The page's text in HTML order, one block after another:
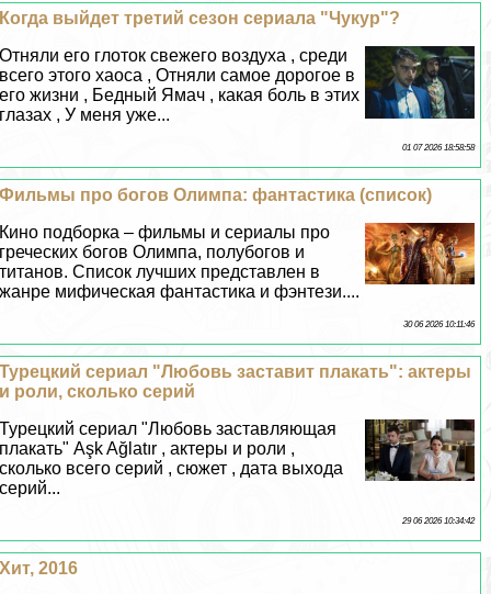
Когда выйдет третий сезон сериала "Чукур"?
Отняли его глоток свежего воздуха , среди
всего этого хаоса , Отняли самое дорогое в
его жизни , Бедный Ямач , какая боль в этих
глазах , У меня уже...
01 07 2026 18:58:58
Фильмы про богов Олимпа: фантастика (список)
Кино подборка – фильмы и сериалы про
греческих богов Олимпа, полубогов и
титанов. Список лучших представлен в
жанре мифическая фантастика и фэнтези....
30 06 2026 10:11:46
Турецкий сериал "Любовь заставит плакать": актеры
и роли, сколько серий
Турецкий сериал "Любовь заставляющая
плакать" Aşk Ağlatır , актеры и роли ,
сколько всего серий , сюжет , дата выхода
серий...
29 06 2026 10:34:42
Хит, 2016